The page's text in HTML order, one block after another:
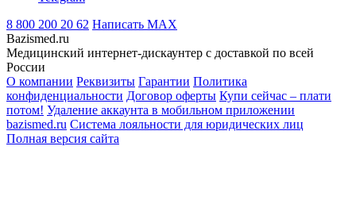
8 800 200 20 62 Написать MAX
Bazismed.ru
Медицинский интернет-дискаунтер с доставкой по всей
России
О компании Реквизиты Гарантии Политика
конфиденциальности Договор оферты Купи сейчас – плати
потом! Удаление аккаунта в мобильном приложении
bazismed.ru Система лояльности для юридических лиц
Полная версия сайта